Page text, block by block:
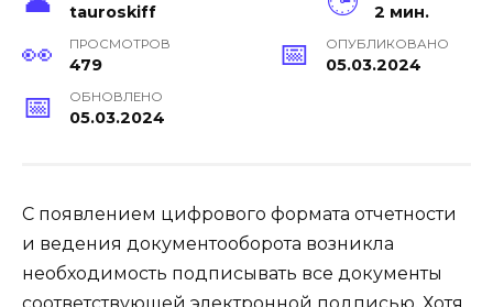
tauroskiff 2 мин.
ПРОСМОТРОВ
479
ОПУБЛИКОВАНО
05.03.2024
ОБНОВЛЕНО
05.03.2024
С появлением цифрового формата отчетности
и ведения документооборота возникла
необходимость подписывать все документы